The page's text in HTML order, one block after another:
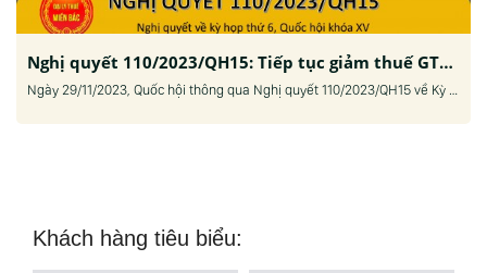
Nghị quyết 110/2023/QH15: Tiếp tục giảm thuế GTGT trong 6 tháng đầu năm 2024
Ngày 29/11/2023, Quốc hội thông qua Nghị quyết 110/2023/QH15 về Kỳ họp thứ 6, Quốc hội Khóa XV. Trong đó, có quyết nghị việc các loại hàng hóa dịch vụ được giảm 2% thuế giá trị gia tăng (GTGT). Cụ thể, tại Mục 10, Nghị quyết 110/2023/QH15 nêu rõ, giảm 2% thuế...
Khách hàng tiêu biểu: